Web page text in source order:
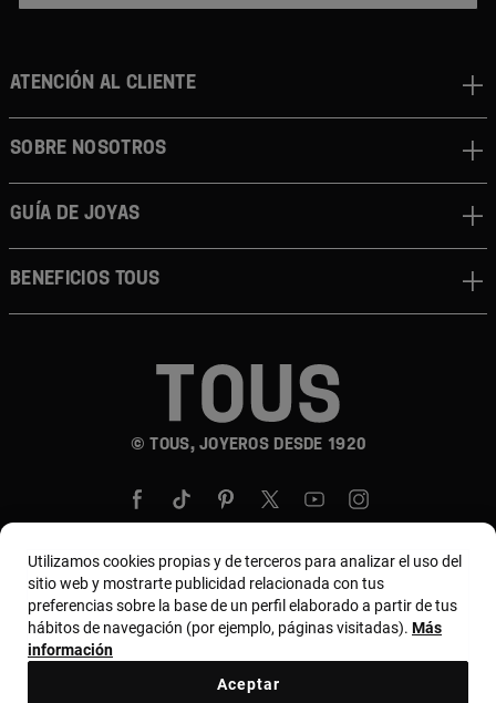
© TOUS, JOYEROS DESDE 1920
ATENCIÓN AL CLIENTE
SOBRE NOSOTROS
GUÍA DE JOYAS
BENEFICIOS TOUS
País y moneda:United States Of America / US
Dollar
Utilizamos cookies propias y de terceros para analizar el uso del
sitio web y mostrarte publicidad relacionada con tus
preferencias sobre la base de un perfil elaborado a partir de tus
hábitos de navegación (por ejemplo, páginas visitadas). Más
información
Aceptar